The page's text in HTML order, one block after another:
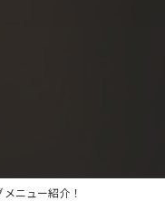
ニュー紹介！